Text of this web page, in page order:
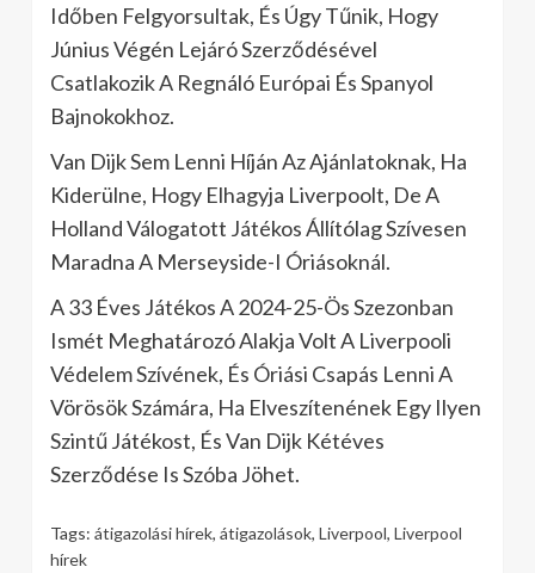
Időben Felgyorsultak, És Úgy Tűnik, Hogy
Június Végén Lejáró Szerződésével
Csatlakozik A Regnáló Európai És Spanyol
Bajnokokhoz.
Van Dijk Sem Lenni Híján Az Ajánlatoknak, Ha
Kiderülne, Hogy Elhagyja Liverpoolt, De A
Holland Válogatott Játékos Állítólag Szívesen
Maradna A Merseyside-I Óriásoknál.
A 33 Éves Játékos A 2024-25-Ös Szezonban
Ismét Meghatározó Alakja Volt A Liverpooli
Védelem Szívének, És Óriási Csapás Lenni A
Vörösök Számára, Ha Elveszítenének Egy Ilyen
Szintű Játékost, És Van Dijk Kétéves
Szerződése Is Szóba Jöhet.
Tags: átigazolási hírek, átigazolások, Liverpool, Liverpool
hírek